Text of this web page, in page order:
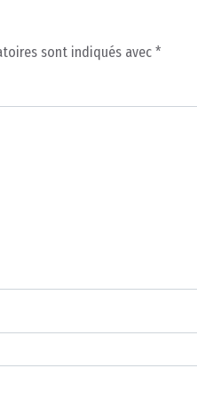
sont indiqués avec *